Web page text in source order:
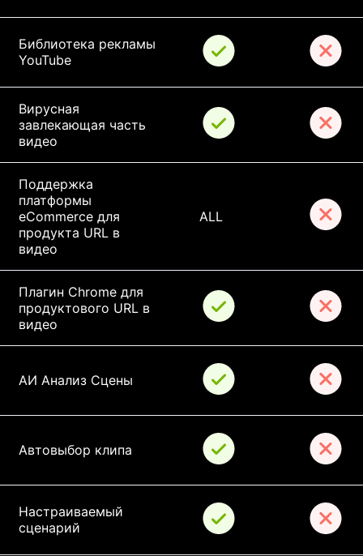
Библиотека рекламы
YouTube
Вирусная
завлекающая часть
видео
Поддержка
платформы
eCommerce для
продукта URL в
видео
ALL
Плагин Chrome для
продуктового URL в
видео
АИ Анализ Сцены
Автовыбор клипа
Настраиваемый
сценарий